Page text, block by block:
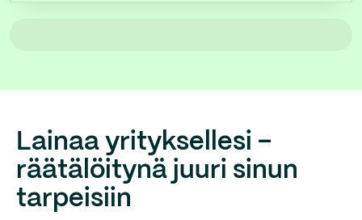
Lainaa yrityksellesi –
räätälöitynä juuri sinun
tarpeisiin